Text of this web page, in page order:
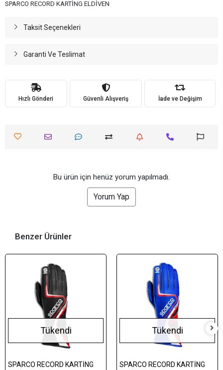
SPARCO RECORD KARTİNG ELDİVEN
Taksit Seçenekleri
Garanti Ve Teslimat
Hızlı Gönderi Güvenli Alışveriş İade ve Değişim
Bu ürün için henüz yorum yapılmadı.
Yorum Yap
Benzer Ürünler
Tükendi
SPARCO RECORD KARTİNG
Tükendi
SPARCO RECORD KARTİNG